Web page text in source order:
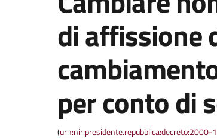
di affissione
per conto di
(